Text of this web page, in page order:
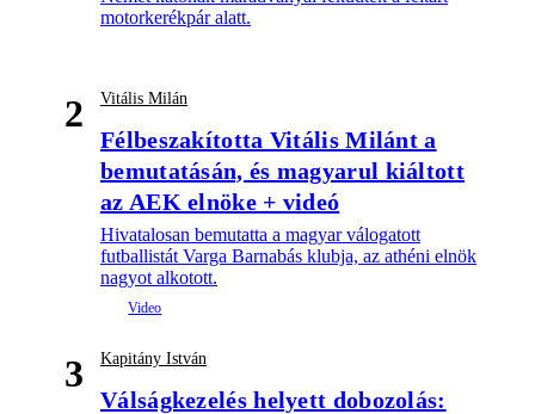
motorkerékpár alatt.
2 Vitális Milán
Félbeszakította Vitális Milánt a
bemutatásán, és magyarul kiáltott
az AEK elnöke + videó
Hivatalosan bemutatta a magyar válogatott
futballistát Varga Barnabás klubja, az athéni elnök
nagyot alkotott.
3 Kapitány István
Válságkezelés helyett dobozolás: